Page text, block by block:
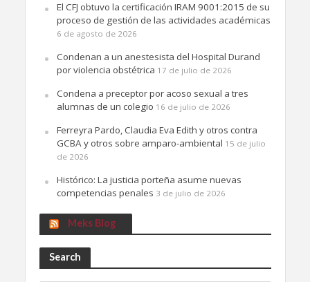
El CFJ obtuvo la certificación IRAM 9001:2015 de su
proceso de gestión de las actividades académicas
6 de agosto de 2026
Condenan a un anestesista del Hospital Durand
por violencia obstétrica 17 de julio de 2026
Condena a preceptor por acoso sexual a tres
alumnas de un colegio 16 de julio de 2026
Ferreyra Pardo, Claudia Eva Edith y otros contra
GCBA y otros sobre amparo-ambiental 15 de julio
de 2026
Histórico: La justicia porteña asume nuevas
competencias penales 3 de julio de 2026
Meks Blog
Search